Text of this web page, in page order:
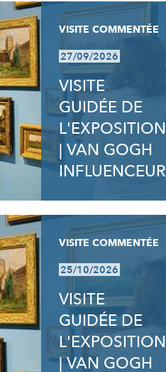
VISITE COMMENTÉE
27/09/2026
VISITE
GUIDÉE DE
L'EXPOSITION
| VAN GOGH
INFLUENCEUR
VISITE COMMENTÉE
25/10/2026
VISITE
GUIDÉE DE
L'EXPOSITION
| VAN GOGH